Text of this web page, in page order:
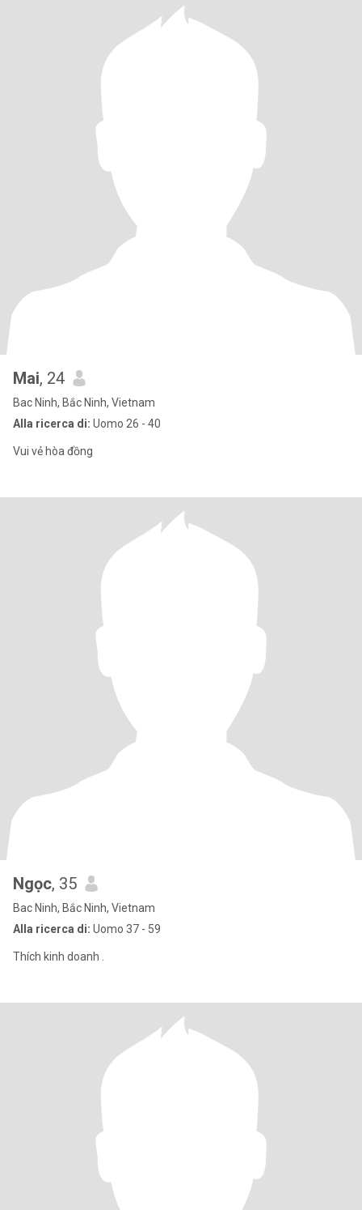
Mai, 24
Bac Ninh, Bắc Ninh, Vietnam
Alla ricerca di: Uomo 26 - 40
Vui vẻ hòa đồng
Ngọc, 35
Bac Ninh, Bắc Ninh, Vietnam
Alla ricerca di: Uomo 37 - 59
Thích kinh doanh .